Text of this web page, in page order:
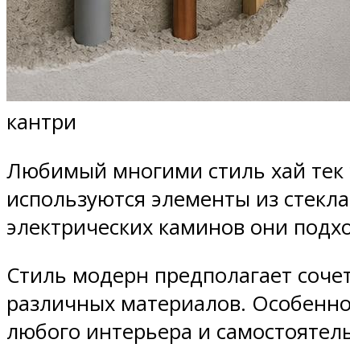
кантри
Любимый многими стиль хай тек
используются элементы из
электрических каминов они
Стиль модерн предполагает
различных материалов.
любого интерьера и